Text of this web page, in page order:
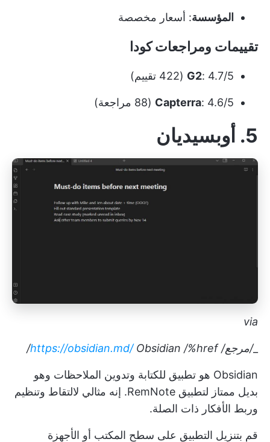
المؤسسة: أسعار مخصصة
تقييمات ومراجعات كودا
G2: 4.7/5 (422 تقييم)
Capterra: 4.6/5 (88 مراجعة)
5. أوبسيديان
via
_/مرجع/ https://obsidian.md/ Obsidian /%href/
Obsidian هو تطبيق للكتابة وتدوين الملاحظات وهو
بديل ممتاز لتطبيق RemNote. إنه مثالي لالتقاط وتنظيم
وربط الأفكار ذات الصلة.
قم بتنزيل التطبيق على سطح المكتب أو الأجهزة